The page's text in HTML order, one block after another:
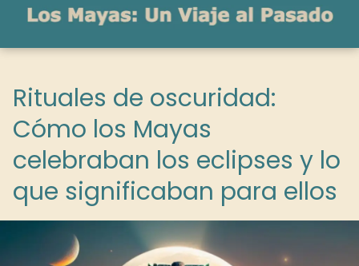
Rituales de oscuridad:
Cómo los Mayas
celebraban los eclipses y lo
que significaban para ellos